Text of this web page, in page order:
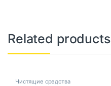
Related products
Чистящие средства